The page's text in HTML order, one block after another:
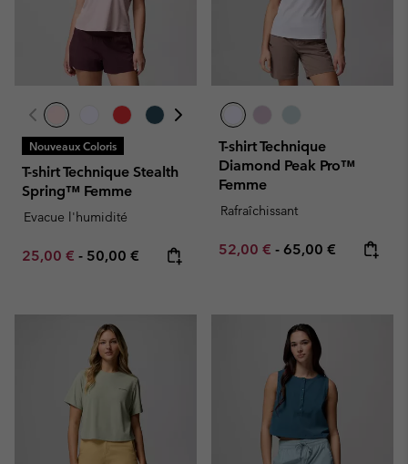
Nouveaux Coloris
T-shirt Technique Stealth
Spring™ Femme
Evacue l'humidité
Minimum sale price:
25,00 € - Maximum price:
50,00 €
T-shirt Technique
Diamond Peak Pro™
Femme
Rafraîchissant
Minimum sale price:
52,00 € - Maximum price:
65,00 €